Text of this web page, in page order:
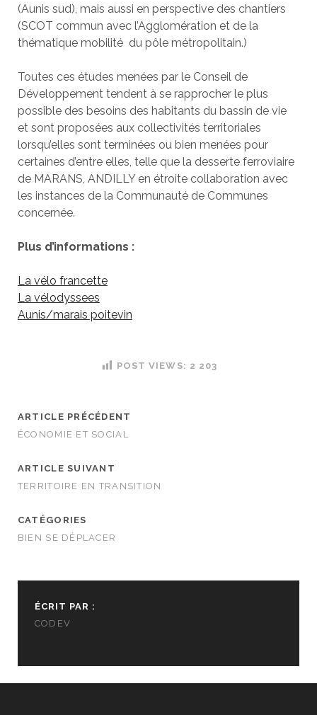
(Aunis sud), mais aussi en perspective des chantiers
(SCOT commun avec l’Agglomération et de la
thématique mobilité du pôle métropolitain.)
Toutes ces études menées par le Conseil de
Développement tendent à se rapprocher le plus
possible des besoins des habitants du bassin de vie
et sont proposées aux collectivités territoriales
lorsqu’elles sont terminées ou bien menées pour
certaines d’entre elles, telle que la desserte ferroviaire
de MARANS, ANDILLY en étroite collaboration avec
les instances de la Communauté de Communes
concernée.
Plus d’informations :
La vélo francette
La vélodyssees
Aunis/marais poitevin
POST VIEWS: 2 203
ARTICLE PRÉCÉDENT
ÉCONOMIE ET SOCIAL
ARTICLE SUIVANT
TERRITOIRE EN TRANSITION
CATÉGORIES
BIEN SE DÉPLACER
ÉCRIT PAR :
CODEV